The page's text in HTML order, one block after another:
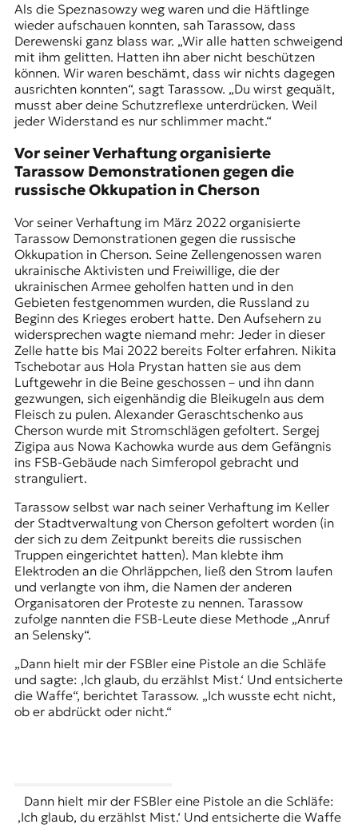
Als die Speznasowzy weg waren und die Häftlinge
wieder aufschauen konnten, sah Tarassow, dass
Derewenski ganz blass war. „Wir alle hatten schweigend
mit ihm gelitten. Hatten ihn aber nicht beschützen
können. Wir waren beschämt, dass wir nichts dagegen
ausrichten konnten“, sagt Tarassow. „Du wirst gequält,
musst aber deine Schutzreflexe unterdrücken. Weil
jeder Widerstand es nur schlimmer macht.“
Vor seiner Verhaftung organisierte
Tarassow Demonstrationen gegen die
russische Okkupation in Cherson
Vor seiner Verhaftung im März 2022 organisierte
Tarassow Demonstrationen gegen die russische
Okkupation in Cherson. Seine Zellengenossen waren
ukrainische Aktivisten und Freiwillige, die der
ukrainischen Armee geholfen hatten und in den
Gebieten festgenommen wurden, die Russland zu
Beginn des Krieges erobert hatte. Den Aufsehern zu
widersprechen wagte niemand mehr: Jeder in dieser
Zelle hatte bis Mai 2022 bereits Folter erfahren. Nikita
Tschebotar aus Hola Prystan hatten sie aus dem
Luftgewehr in die Beine geschossen – und ihn dann
gezwungen, sich eigenhändig die Bleikugeln aus dem
Fleisch zu pulen. Alexander Geraschtschenko aus
Cherson wurde mit Stromschlägen gefoltert. Sergej
Zigipa aus Nowa Kachowka wurde aus dem Gefängnis
ins FSB-Gebäude nach Simferopol gebracht und
stranguliert.
Tarassow selbst war nach seiner Verhaftung im Keller
der Stadtverwaltung von Cherson gefoltert worden (in
der sich zu dem Zeitpunkt bereits die russischen
Truppen eingerichtet hatten). Man klebte ihm
Elektroden an die Ohrläppchen, ließ den Strom laufen
und verlangte von ihm, die Namen der anderen
Organisatoren der Proteste zu nennen. Tarassow
zufolge nannten die FSB-Leute diese Methode „Anruf
an Selensky“.
„Dann hielt mir der FSBler eine Pistole an die Schläfe
und sagte: ‚Ich glaub, du erzählst Mist.‘ Und entsicherte
die Waffe“, berichtet Tarassow. „Ich wusste echt nicht,
ob er abdrückt oder nicht.“
Dann hielt mir der FSBler eine Pistole an die Schläfe:
‚Ich glaub, du erzählst Mist.‘ Und entsicherte die Waffe